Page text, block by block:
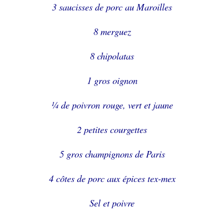
3 saucisses de porc au Maroilles
8 merguez
8 chipolatas
1 gros oignon
¼ de poivron rouge, vert et jaune
2 petites courgettes
5 gros champignons de Paris
4 côtes de porc aux épices tex-mex
Sel et poivre